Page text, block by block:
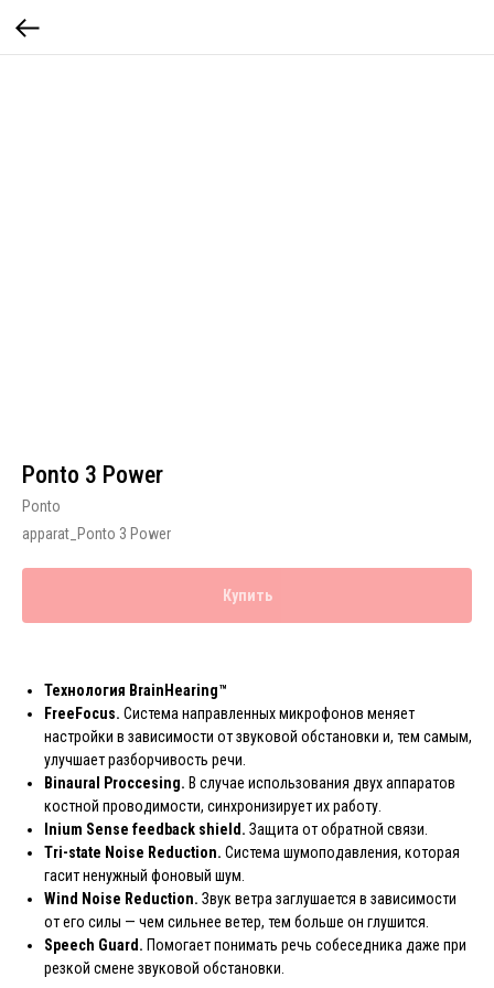
Ponto 3 Power
Ponto
apparat_Ponto 3 Power
Купить
Технология BrainHearing™
FreeFocus. Cистема направленных микрофонов меняет
настройки в зависимости от звуковой обстановки и, тем самым,
улучшает разборчивость речи.
Binaural Proccesing. В случае использования двух аппаратов
костной проводимости, синхронизирует их работу.
Inium Sense feedback shield. Защита от обратной связи.
Tri-state Noise Reduction. Система шумоподавления, которая
гасит ненужный фоновый шум.
Wind Noise Reduction. Звук ветра заглушается в зависимости
от его силы — чем сильнее ветер, тем больше он глушится.
Speech Guard. Помогает понимать речь собеседника даже при
резкой смене звуковой обстановки.